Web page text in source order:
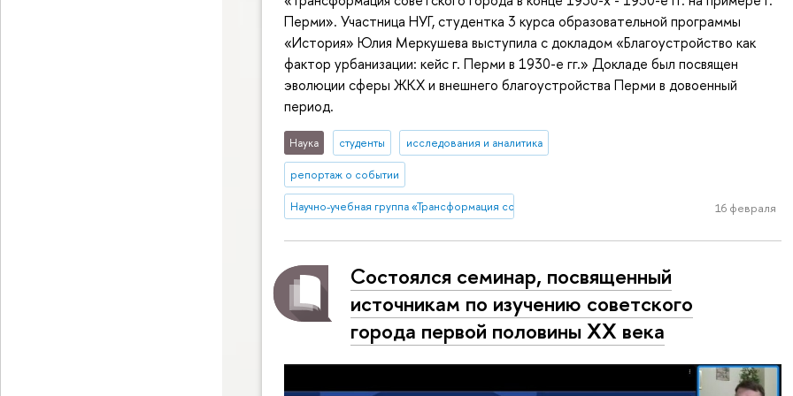
Перми». Участница НУГ, студентка 3 курса образовательной программы
«История» Юлия Меркушева выступила с докладом «Благоустройство как
фактор урбанизации: кейс г. Перми в 1930-е гг.» Докладе был посвящен
эволюции сферы ЖКХ и внешнего благоустройства Перми в довоенный
период.
Наука студенты исследования и аналитика
репортаж о событии
Научно-учебная группа «Трансформация советского города в конце 1930-х - 1950-е гг. на
16 февраля
Состоялся семинар, посвященный
источникам по изучению советского
города первой половины XX века